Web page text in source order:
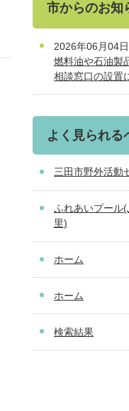
市からのお知
2026年06月04日
燃料油や石油製
相談窓口の設置
よく見られる
三田市野外活動
ふれあいプール
里)
ホーム
ホーム
検索結果